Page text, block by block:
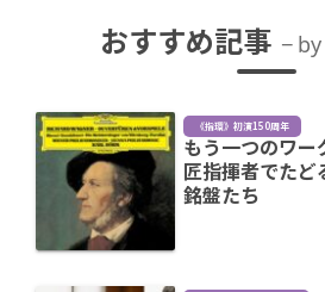
おすすめ記事
《指環》初演150周年
もう一つのワ
匠指揮者でたど
銘盤たち